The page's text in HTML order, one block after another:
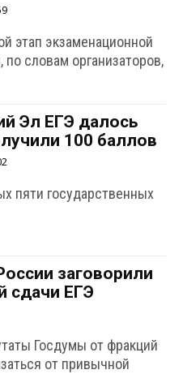
этап экзаменационной
словам организаторов,
Эл ЕГЭ далось
100 баллов
пяти государственных
заговорили
сдачи ЕГЭ
Госдумы от фракций
от привычной